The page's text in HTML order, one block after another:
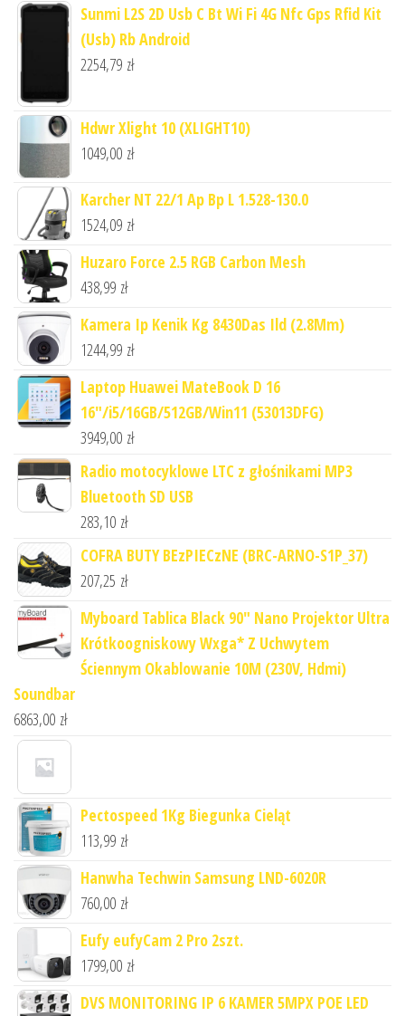
Sunmi L2S 2D Usb C Bt Wi Fi 4G Nfc Gps Rfid Kit
(Usb) Rb Android
2254,79 zł
Hdwr Xlight 10 (XLIGHT10)
1049,00 zł
Karcher NT 22/1 Ap Bp L 1.528-130.0
1524,09 zł
Huzaro Force 2.5 RGB Carbon Mesh
438,99 zł
Kamera Ip Kenik Kg 8430Das Ild (2.8Mm)
1244,99 zł
Laptop Huawei MateBook D 16
16"/i5/16GB/512GB/Win11 (53013DFG)
3949,00 zł
Radio motocyklowe LTC z głośnikami MP3
Bluetooth SD USB
283,10 zł
COFRA BUTY BEzPIECzNE (BRC-ARNO-S1P_37)
207,25 zł
Myboard Tablica Black 90" Nano Projektor Ultra
Krótkoogniskowy Wxga* Z Uchwytem
Ściennym Okablowanie 10M (230V, Hdmi)
Soundbar
6863,00 zł
Pectospeed 1Kg Biegunka Cieląt
113,99 zł
Hanwha Techwin Samsung LND-6020R
760,00 zł
Eufy eufyCam 2 Pro 2szt.
1799,00 zł
DVS MONITORING IP 6 KAMER 5MPX POE LED